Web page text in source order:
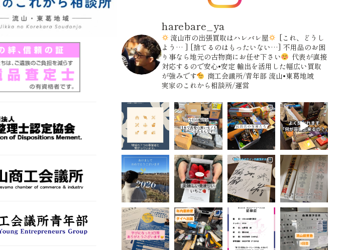
harebare_ya
流山市の出張買取はハレバレ屋
[これ、どうし
よう… ] [捨てるのはもったいない…] 不用品のお困
り事なら地元の古物商にお任せ下さい
代表が直接
対応するので安心•安定 輸出を活用した幅広い買取
が強みです
商工会議所/青年部 流山•東葛地域
実家のこれから相談所/運営